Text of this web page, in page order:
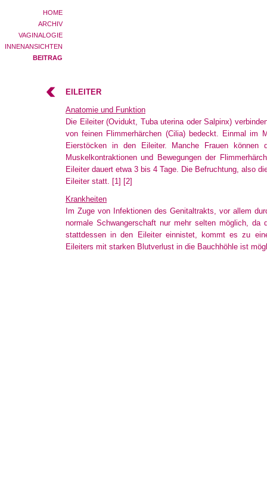
HOME
ARCHIV
VAGINALOGIE
INNENANSICHTEN
BEITRAG
EILEITER
Anatomie und Funktion
Die Eileiter (Ovidukt, Tuba uterina oder Salpinx)
von feinen Flimmerhärchen (Cilia) bedeckt. Einmal im
Eierstöcken in den Eileiter. Manche Frauen können
Muskelkontraktionen und Bewegungen der
Eileiterdauert etwa 3 bis 4 Tage. Die Befruchtung, also
Eileiterstatt. [1] [2]
Krankheiten
Im Zuge von Infektionen des Genitaltrakts, vor allem
normale Schwangerschaft nur mehr selten möglich,
stattdessen in den Eileiter einnistet, kommt es zu
Eileiters mit starken Blutverlust in die Bauchhöhle ist